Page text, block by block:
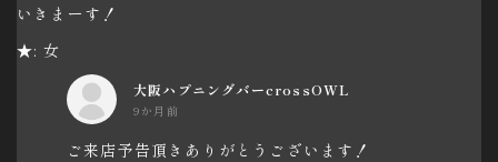
いきまーす！
★: 女
大阪ハプニングバーcrossOWL
9か月前
ご来店予告頂きありがとうございます！